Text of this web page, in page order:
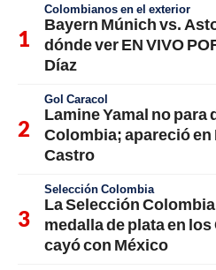
Colombianos en el exterior
Bayern Múnich vs.
dónde ver EN VIVO
Díaz
Gol Caracol
Lamine Yamal no para
Colombia; apareció en
Castro
Selección Colombia
La Selección
medalla de plata en
cayó con México